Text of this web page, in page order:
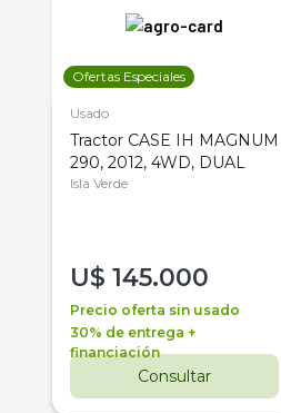
Ofertas Especiales
Usado
Tractor CASE IH MAGNUM
290, 2012, 4WD, DUAL
Isla Verde
U$ 145.000
Precio oferta sin usado
30% de entrega +
financiación
Consultar